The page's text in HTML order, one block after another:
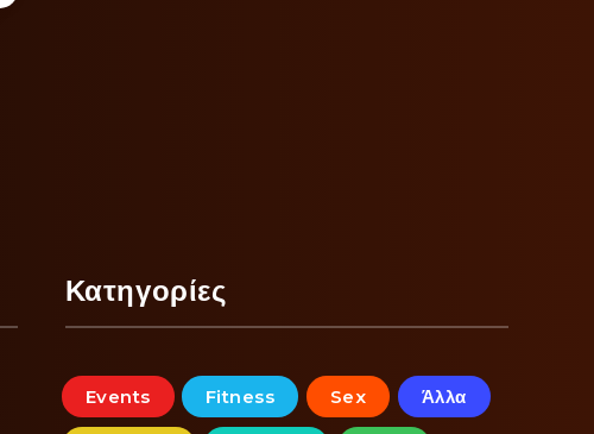
Κατηγορίες
Events Fitness Sex Άλλα